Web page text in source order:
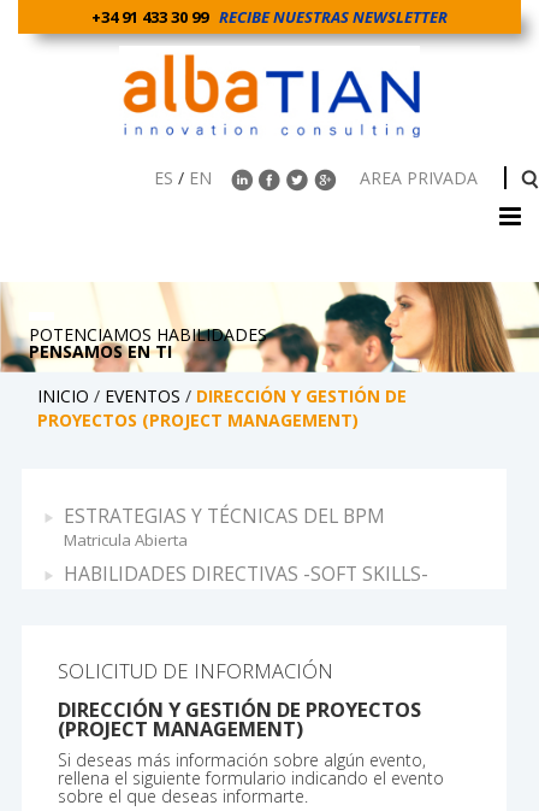
+34 91 433 30 99 RECIBE NUESTRAS NEWSLETTER
ES / EN AREA PRIVADA
POTENCIAMOS HABILIDADES
PENSAMOS EN TI
INICIO/ EVENTOS/ DIRECCIÓN Y GESTIÓN DE
PROYECTOS (PROJECT MANAGEMENT)
ESTRATEGIAS Y TÉCNICAS DEL BPM
Matricula Abierta
HABILIDADES DIRECTIVAS -SOFT SKILLS-
Matricula Abierta
DIRECCIÓN Y GESTIÓN DE PROYECTOS
(PROJECT MANAGEMENT)
Matricula Abierta
BASES DE DATOS RELACIONALES: DISEÑO,
SOLICITUD DE INFORMACIÓN
DIRECCIÓN Y GESTIÓN DE PROYECTOS
(PROJECT MANAGEMENT)
Si deseas más información sobre algún evento,
rellena el siguiente formulario indicando el evento
sobre el que deseas informarte.